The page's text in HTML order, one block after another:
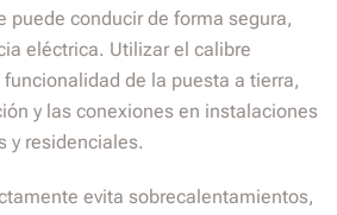
puede conducir de forma segura,
eléctrica. Utilizar el calibre
de la puesta a tierra,
y las conexiones en instalaciones
y residenciales.
evita sobrecalentamientos,